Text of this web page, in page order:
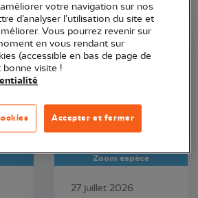
LPO France
Zoom espèce
27 juillet 2026
votre navigation sur nos
d’analyser l’utilisation du site et
Vous pourrez revenir sur
en vous rendant sur
(accessible en bas de page de
visite !
Accepter et fermer